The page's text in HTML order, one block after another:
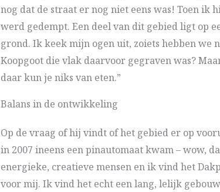
nog dat de straat er nog niet eens was! Toen
werd gedempt. Een deel van dit gebied ligt op
grond. Ik keek mijn ogen uit, zoiets hebben we
Koopgoot die vlak daarvoor gegraven was?
daar kun je niks van eten.”
Balans in de ontwikkeling
Op de vraag of hij vindt of het gebied er op
in 2007 ineens een pinautomaat kwam – wow,
energieke, creatieve mensen en ik vind het
voor mij. Ik vind het echt een lang, lelijk